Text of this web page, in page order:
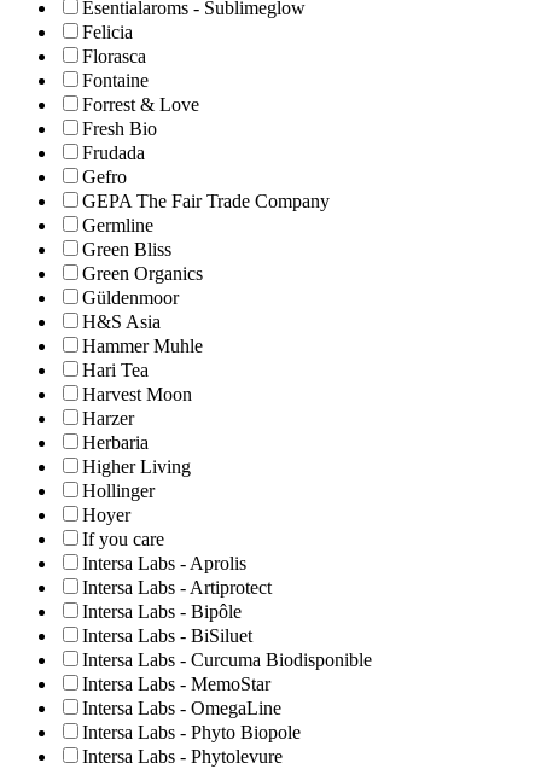
Esentialaroms - Sublimeglow
Felicia
Florasca
Fontaine
Forrest & Love
Fresh Bio
Frudada
Gefro
GEPA The Fair Trade Company
Germline
Green Bliss
Green Organics
Güldenmoor
H&S Asia
Hammer Muhle
Hari Tea
Harvest Moon
Harzer
Herbaria
Higher Living
Hollinger
Hoyer
If you care
Intersa Labs - Aprolis
Intersa Labs - Artiprotect
Intersa Labs - Bipôle
Intersa Labs - BiSiluet
Intersa Labs - Curcuma Biodisponible
Intersa Labs - MemoStar
Intersa Labs - OmegaLine
Intersa Labs - Phyto Biopole
Intersa Labs - Phytolevure